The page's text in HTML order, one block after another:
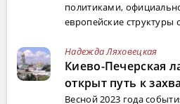
политиками,
европейские структуры
Надежда Ляховецкая
Киево-Печерская
открыт путь к
Весной 2023 года